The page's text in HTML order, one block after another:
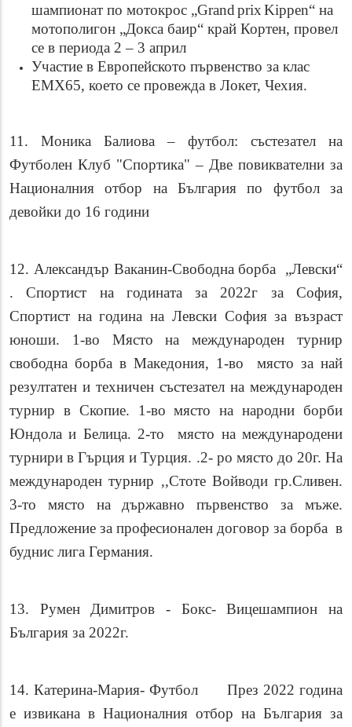
шампионат по мотокрос „GrandprixKippen“ на
мотополигон „Докса баир“ край Кортен, провел
се в периода 2 – 3 април
Участие в Европейското първенство за клас
ЕМХ65, което се провежда в Локет, Чехия.
11. Моника Балиова – футбол: състезател на
Футболен Клуб "Спортика" – Две повиквателни за
Националния отбор на България по футбол за
девойки до 16 години
12. Александър Ваканин-Свободна борба „Левски“
. Спортист на годината за 2022г за София,
Спортист на година на Левски София за възраст
юноши. 1-во Място на международен турнир
свободна борба в Македония, 1-во място за най
резултатен и техничен състезател на международен
турнир в Скопие. 1-во място на народни борби
Юндола и Белица. 2-то място на международени
турнири в Гърция и Турция. .2- ро място до 20г. На
международен турнир ,,Стоте Войводи гр.Сливен.
3-то място на държавно първенство за мъже.
Предложение за професионален договор за борба в
буднис лига Германия.
13. Румен Димитров - Бокс- Вицешампион на
България за 2022г.
14. Катерина-Мария- Футбол През 2022 година
е извикана в Националния отбор на България за